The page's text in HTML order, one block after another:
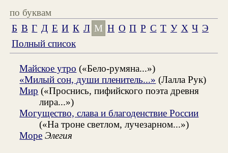
по буквам
Б В Г Д Е И К Л М Н О П Р С Т У Х Ч Э
Полный список
Майское утро («Бело-румяна...»)
«Милый сон, души пленитель...» (Лалла Рук)
Мир («Проснись, пифийского поэта древня
лира...»)
Могущество, слава и благоденствие России
(«На троне светлом, лучезарном...»)
Море Элегия